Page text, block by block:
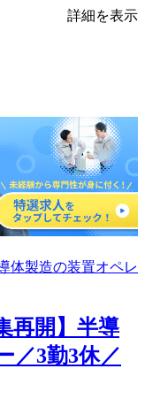
詳細を表示
再開】半導
／3勤3休／